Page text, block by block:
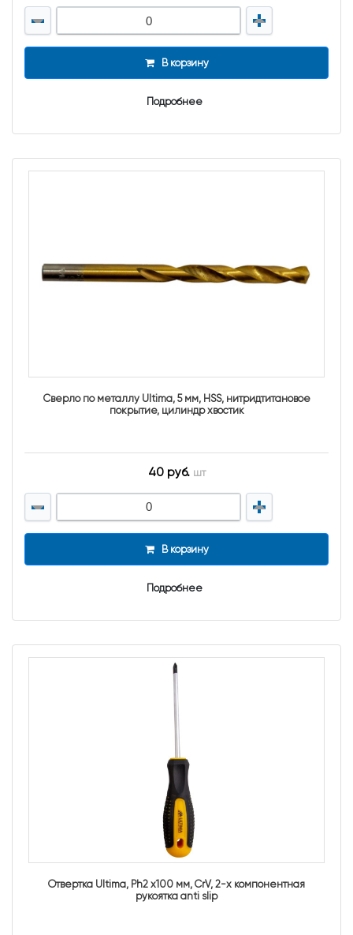
В корзину
Подробнее
Сверло по металлу Ultima, 5 мм, HSS, нитридтитановое
покрытие, цилиндр хвостик
40 руб. шт
В корзину
Подробнее
Отвертка Ultima, Ph2 х100 мм, CrV, 2-х компонентная
рукоятка anti slip